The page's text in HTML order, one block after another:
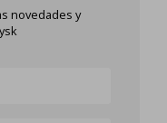
novedades y